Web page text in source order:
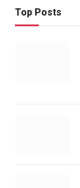
Top Posts